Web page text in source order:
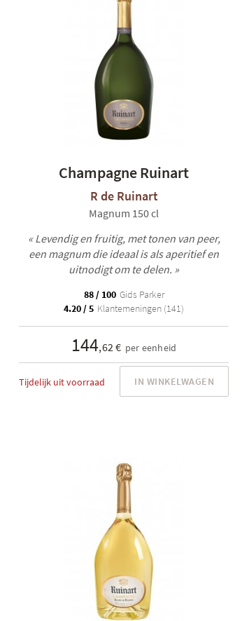
Champagne Ruinart
R de Ruinart
Magnum 150 cl
« Levendig en fruitig, met tonen van peer,
een magnum die ideaal is als aperitief en
uitnodigt om te delen. »
88 / 100 Gids Parker
4.20 / 5 Klantemeningen (141)
144,62 € per eenheid
Tijdelijk uit voorraad IN WINKELWAGEN